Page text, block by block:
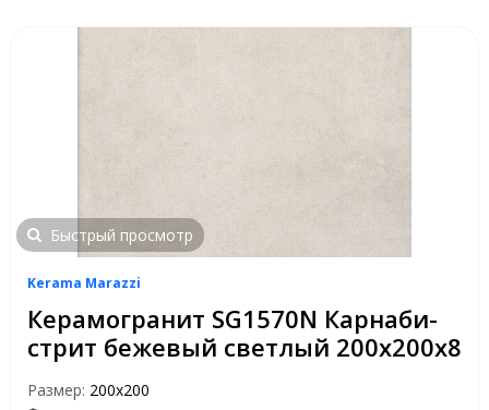
Быстрый просмотр
Kerama Marazzi
Керамогранит SG1570N Карнаби-
стрит бежевый светлый 200х200х8
Размер: 200x200